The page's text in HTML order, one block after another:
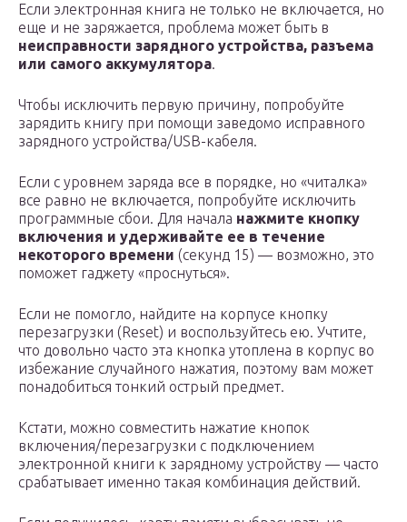
Если электронная книга не только не включается, но
еще и не заряжается, проблема может быть в
неисправности зарядного устройства, разъема
или самого аккумулятора.
Чтобы исключить первую причину, попробуйте
зарядить книгу при помощи заведомо исправного
зарядного устройства/USB-кабеля.
Если с уровнем заряда все в порядке, но «читалка»
все равно не включается, попробуйте исключить
программные сбои. Для начала нажмите кнопку
включения и удерживайте ее в течение
некоторого времени (секунд 15) — возможно, это
поможет гаджету «проснуться».
Если не помогло, найдите на корпусе кнопку
перезагрузки (Reset) и воспользуйтесь ею. Учтите,
что довольно часто эта кнопка утоплена в корпус во
избежание случайного нажатия, поэтому вам может
понадобиться тонкий острый предмет.
Кстати, можно совместить нажатие кнопок
включения/перезагрузки с подключением
электронной книги к зарядному устройству — часто
срабатывает именно такая комбинация действий.